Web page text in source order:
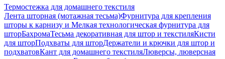
Термостежка для домашнего текстиля
Лента шторная (мотажная тесьма)Фурнитура для крепления
шторы к карнизу и Мелкая технологическая фурнитура для
шторБахромаТесьма декоративная для штор и текстиляКисти
для шторПодхваты для шторДержатели и крючки для штор и
подхватовКант для домашнего текстиляЛюверсы, люверсная